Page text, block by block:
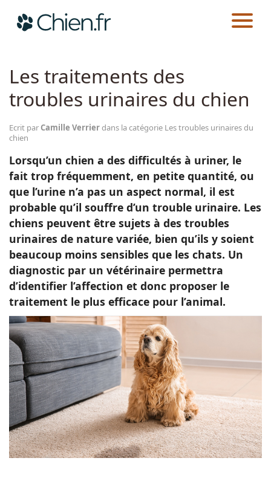
Races
CHIEN.FR GUIDES SANTÉ LES TROUBLES URINAIRES DU CHIEN
Les traitements des
troubles urinaires du chien
Ecrit par Camille Verrierdans la catégorie Les troubles urinaires du
chien
Lorsqu’un chien a des difficultés à uriner, le
fait trop fréquemment, en petite quantité, ou
que l’urine n’a pas un aspect normal, il est
probable qu’il souffre d’un trouble urinaire. Les
chiens peuvent être sujets à des troubles
urinaires de nature variée, bien qu’ils y soient
beaucoup moins sensibles que les chats. Un
diagnostic par un vétérinaire permettra
d’identifier l’affection et donc proposer le
traitement le plus efficace pour l’animal.